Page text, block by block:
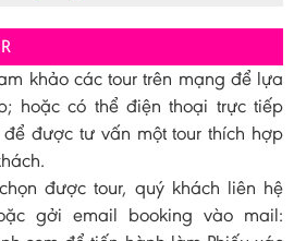
khảo các tour trên mạng để lựa
hoặc có thể điện thoại trực tiếp
được tư vấn một tour thích hợp
được tour, quý khách liên hệ
gởi email booking vào mail: